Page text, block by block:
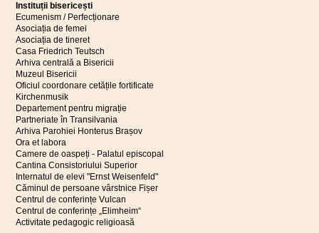
Instituții bisericești
Ecumenism / Perfecționare
Asociația de femei
Asociația de tineret
Casa Friedrich Teutsch
Arhiva centrală a Bisericii
Muzeul Bisericii
Oficiul coordonare cetățile fortificate
Kirchenmusik
Departement pentru migrație
Partneriate în Transilvania
Arhiva Parohiei Honterus Brașov
Ora et labora
Camere de oaspeți - Palatul episcopal
Cantina Consistoriului Superior
Internatul de elevi "Ernst Weisenfeld"
Căminul de persoane vârstnice Fișer
Centrul de conferințe Vulcan
Centrul de conferințe „Elimheim“
Activitate pedagogic religioasă